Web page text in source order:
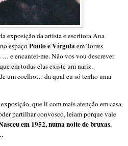
exposição da artista e escritora Ana
espaçoPonto e Vírgulaem Torres
… e encantei-me. Não vos vou descrever
em todas elas existe um nariz.
um coelho… da qual eu só tenho uma
que li com mais atenção em casa.
partilhar convosco, leiam porque vale
em 1952, numa noite de bruxas.